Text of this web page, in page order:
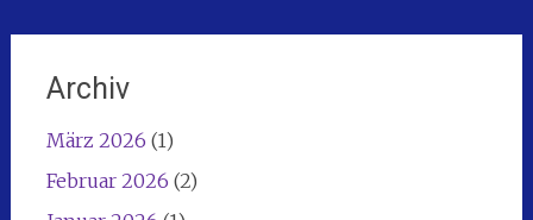
Archiv
März 2026 (1)
Februar 2026 (2)